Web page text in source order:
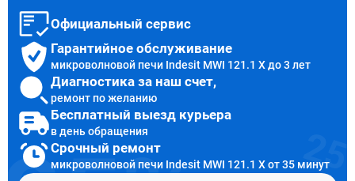
Официальный сервис
Гарантийное обслуживание
микроволновой печи Indesit MWI 121.1 X до 3 лет
Диагностика за наш счет,
ремонт по желанию
Бесплатный выезд курьера
в день обращения
Срочный ремонт
микроволновой печи Indesit MWI 121.1 X от 35 минут